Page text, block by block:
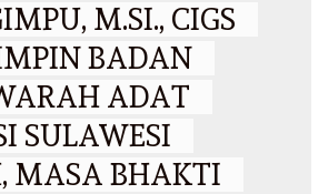
M.SI., CIGS
BADAN
ADAT
SULAWESI
MASA BHAKTI